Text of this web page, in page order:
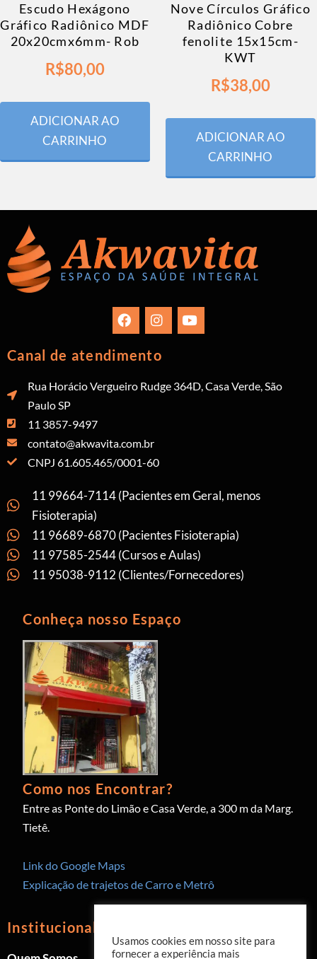
Escudo Hexágono
Gráfico Radiônico MDF
20x20cmx6mm- Rob
R$80,00
ADICIONAR AO
CARRINHO
Nove Círculos Gráfico
Radiônico Cobre
fenolite 15x15cm-
KWT
R$38,00
ADICIONAR AO
CARRINHO
Canal de atendimento
Rua Horácio Vergueiro Rudge 364D, Casa Verde, São
Paulo SP
11 3857-9497
contato@akwavita.com.br
CNPJ 61.605.465/0001-60
11 99664-7114 (Pacientes em Geral, menos
Fisioterapia)
11 96689-6870 (Pacientes Fisioterapia)
11 97585-2544 (Cursos e Aulas)
11 95038-9112 (Clientes/Fornecedores)
Conheça nosso Espaço
Como nos Encontrar?
Entre as Ponte do Limão e Casa Verde, a 300 m da Marg.
Tietê.
Link do Google Maps
Explicação de trajetos de Carro e Metrô
Institucional
Usamos cookies em nosso site para
fornecer a experiência mais